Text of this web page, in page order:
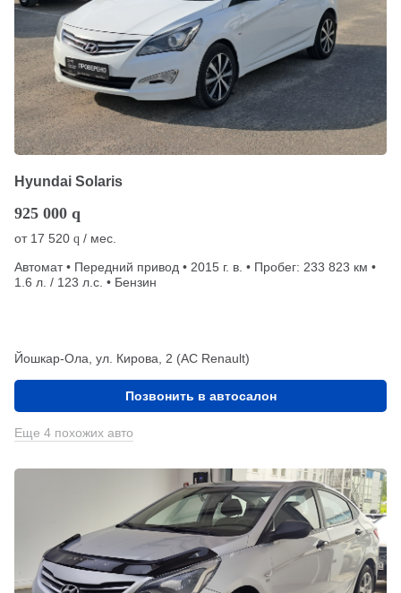
Hyundai Solaris
925 000 q
от 17 520 q / мес.
Автомат • Передний привод • 2015 г. в. • Пробег: 233 823 км •
1.6 л. / 123 л.с. • Бензин
Йошкар-Ола, ул. Кирова, 2 (АС Renault)
Позвонить в автосалон
Еще 4 похожих авто